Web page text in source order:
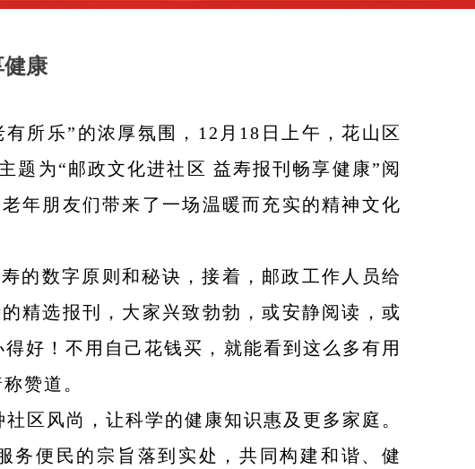
康
所乐”的浓厚氛围，12月18日上午，花山区
题为“邮政文化进社区 益寿报刊畅享健康”阅
年朋友们带来了一场温暖而充实的精神文化
的数字原则和秘诀，接着，邮政工作人员给
精选报刊，大家兴致勃勃，或安静阅读，或
好！不用自己花钱买，就能看到这么多有用
赞道。
区风尚，让科学的健康知识惠及更多家庭。
务便民的宗旨落到实处，共同构建和谐、健